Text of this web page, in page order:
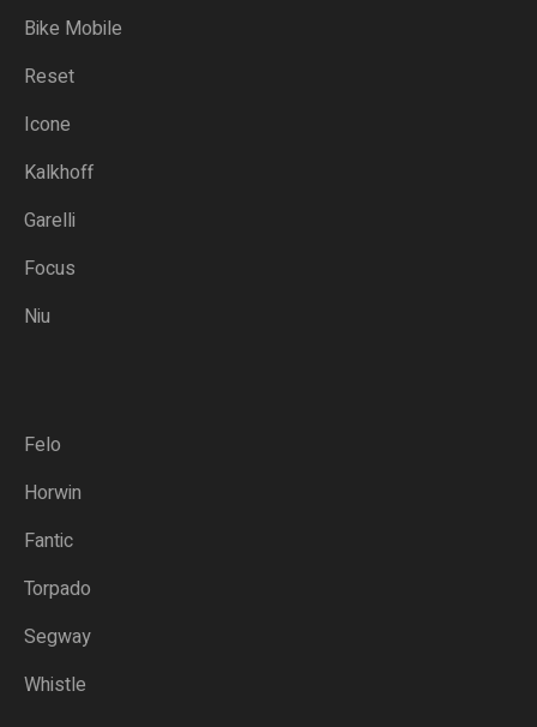
Bike Mobile
Reset
Icone
Kalkhoff
Garelli
Focus
Niu
Felo
Horwin
Fantic
Torpado
Segway
Whistle